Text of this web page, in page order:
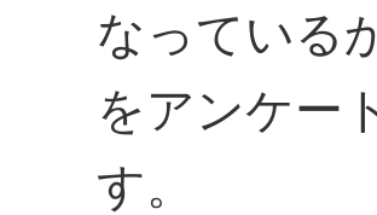
なっている
をアンケー
す。